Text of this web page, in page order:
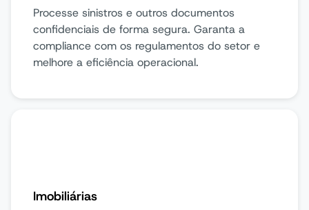
Processe sinistros e outros documentos
confidenciais de forma segura. Garanta a
compliance com os regulamentos do setor e
melhore a eficiência operacional.
Imobiliárias